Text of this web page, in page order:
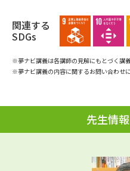
学問の教科書
関連する
SDGs
※夢ナビ講義は各講師の見解にもとづく講
※夢ナビ講義の内容に関するお問い合わせ
先生情